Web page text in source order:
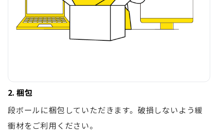
2. 梱包
段ボールに梱包していただきます。破損しないよう緩
衝材をご利用ください。